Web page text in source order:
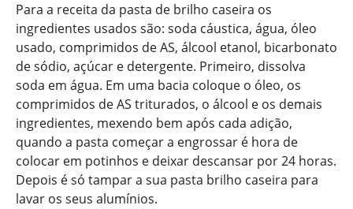
Para a receita da pasta de brilho caseira os
ingredientes usados são: soda cáustica, água, óleo
usado, comprimidos de AS, álcool etanol, bicarbonato
de sódio, açúcar e detergente. Primeiro, dissolva
soda em água. Em uma bacia coloque o óleo, os
comprimidos de AS triturados, o álcool e os demais
ingredientes, mexendo bem após cada adição,
quando a pasta começar a engrossar é hora de
colocar em potinhos e deixar descansar por 24 horas.
Depois é só tampar a sua pasta brilho caseira para
lavar os seus alumínios.